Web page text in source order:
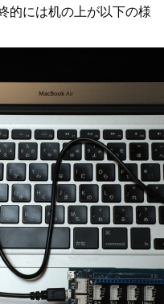
的には机の上が以下の様